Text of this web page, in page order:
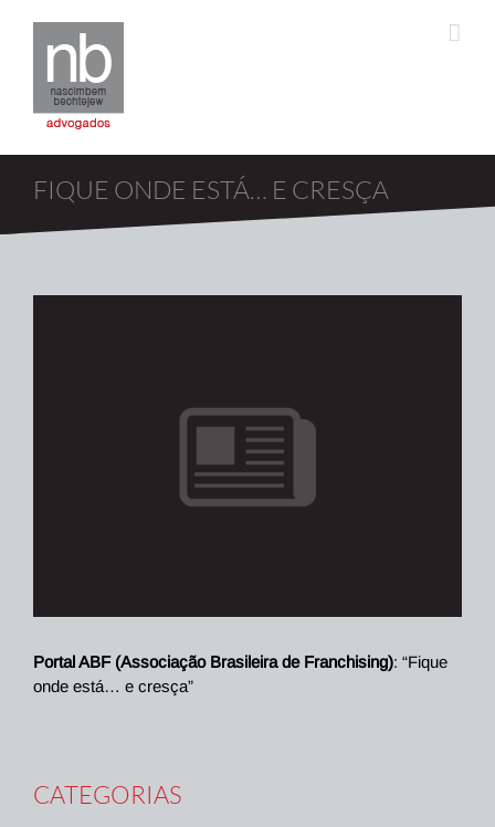
FIQUE ONDE ESTÁ… E CRESÇA
Portal ABF (Associação Brasileira de Franchising): “Fique
onde está… e cresça”
CATEGORIAS